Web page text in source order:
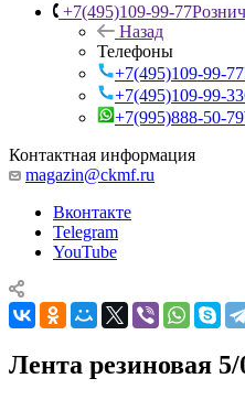
+7(495)109-99-77
Назад
Телефоны
+7(495)109-99-77
+7(495)109-99-33
+7(995)888-50-79
Контактная информация
magazin@ckmf.ru
Вконтакте
Telegram
YouTube
Лента резиновая